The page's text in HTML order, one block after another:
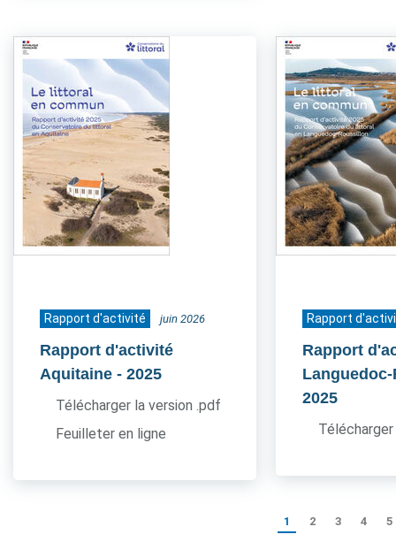
Rapport d'activité juin 2026
Rapport d'activité
Aquitaine - 2025
Télécharger la version .pdf
Feuilleter en ligne
Rapport
Rapport
2025
1 2 3 4 5